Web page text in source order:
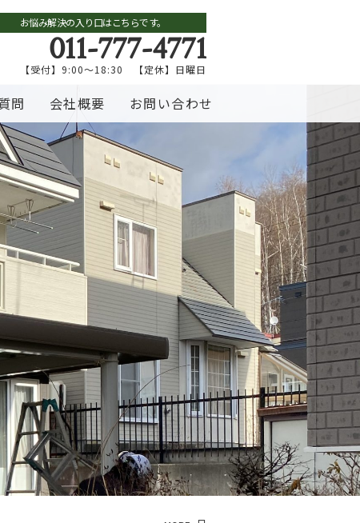
お悩み解決の入り口はこちらです。
011-777-4771
【受付】9:00～18:30 【定休】日曜日
問 会社概要 お問い合わせ